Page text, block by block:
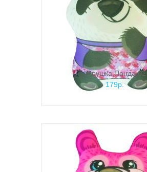
Игрушка Панда 02
179р.